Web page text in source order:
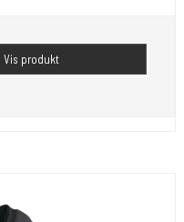
Vis produkt